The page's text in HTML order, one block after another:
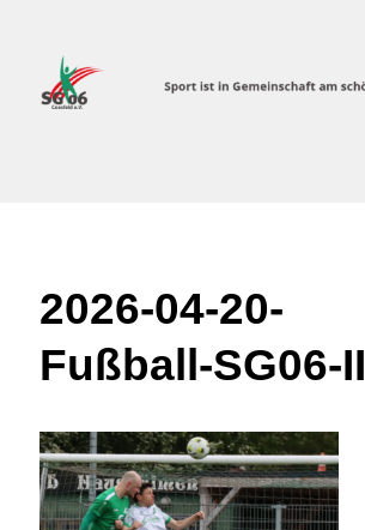
2026-04-20-
Fußball-SG06-II